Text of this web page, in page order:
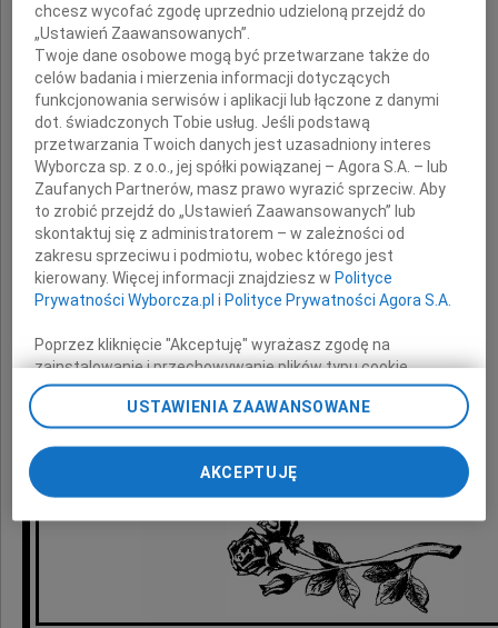
Magdzie Grill
słowa wsparcia i otuchy
z powodu śmierci
Mamy
składają
koleżanki i koledzy
Banku Zachodniego WBK S.A.
chcesz wycofać zgodę uprzednio udzieloną przejdź do
„Ustawień Zaawansowanych”.
Twoje dane osobowe mogą być przetwarzane także do
celów badania i mierzenia informacji dotyczących
funkcjonowania serwisów i aplikacji lub łączone z danymi
dot. świadczonych Tobie usług. Jeśli podstawą
przetwarzania Twoich danych jest uzasadniony interes
Wyborcza sp. z o.o., jej spółki powiązanej – Agora S.A. – lub
Zaufanych Partnerów, masz prawo wyrazić sprzeciw. Aby
to zrobić przejdź do „Ustawień Zaawansowanych” lub
skontaktuj się z administratorem – w zależności od
zakresu sprzeciwu i podmiotu, wobec którego jest
kierowany. Więcej informacji znajdziesz wPolityce
Prywatności Wyborcza.pl iPolityce Prywatności Agora S.A.
Poprzez kliknięcie "Akceptuję" wyrażasz zgodę na
zainstalowanie i przechowywanie plików typu cookie
Wyborczej sp. z o. o. jej Zaufanych Partnerów i Agora S.A.
na Twoim urządzeniu końcowym. Możesz też w każdej
chwili zmienić swoje preferencje dot. plików cookie,
ponownie wywołując narzędzie do zarządzania Twoimi
preferencjami dot. przetwarzania danych poprzez
odnośnik „Ustawienia prywatności” w stopce serwisu i
przechodząc do sekcji „Ustawienia zaawansowane”.
Zmiana ustawień plików cookie możliwa jest także za
pomocą ustawień przeglądarki.
My, nasi Zaufani Partnerzy i Agora S.A. możemy
USTAWIENIA ZAAWANSOWANE
AKCEPTUJĘ